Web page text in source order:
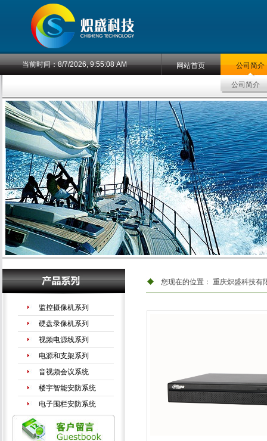
当前时间：8/7/2026, 9:55:09 AM 网站首页 公司简介
公司简介
监控摄像机系列
硬盘录像机系列
视频电源线系列
电源和支架系列
音视频会议系统
楼宇智能安防系统
电子围栏安防系统
手机信号放大器
LED液晶拼接系列
您现在的位置： 重庆炽盛科技有